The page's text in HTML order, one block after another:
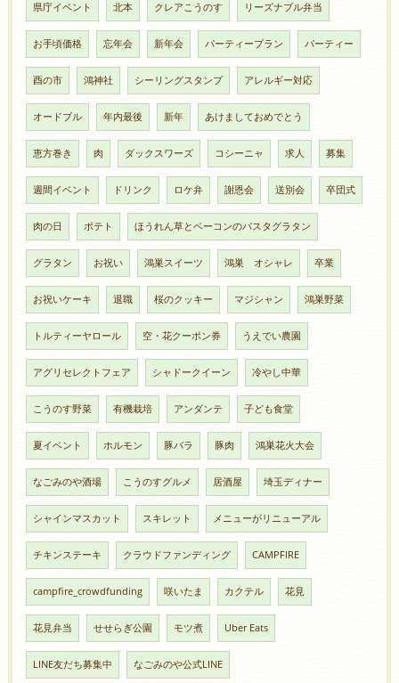
県庁イベント 北本 クレアこうのす リーズナブル弁当
お手頃価格 忘年会 新年会 パーティープラン パーティー
酉の市 鴻神社 シーリングスタンプ アレルギー対応
オードブル 年内最後 新年 あけましておめでとう
恵方巻き 肉 ダックスワーズ コシーニャ 求人 募集
週間イベント ドリンク ロケ弁 謝恩会 送別会 卒団式
肉の日 ポテト ほうれん草とベーコンのパスタグラタン
グラタン お祝い 鴻巣スイーツ 鴻巣 オシャレ 卒業
お祝いケーキ 退職 桜のクッキー マジシャン 鴻巣野菜
トルティーヤロール 空・花クーポン券 うえでい農園
アグリセレクトフェア シャドークイーン 冷やし中華
こうのす野菜 有機栽培 アンダンテ 子ども食堂
夏イベント ホルモン 豚バラ 豚肉 鴻巣花火大会
なごみのや酒場 こうのすグルメ 居酒屋 埼玉ディナー
シャインマスカット スキレット メニューがリニューアル
チキンステーキ クラウドファンディング CAMPFIRE
campfire_crowdfunding 咲いたま カクテル 花見
花見弁当 せせらぎ公園 モツ煮 Uber Eats
LINE友だち募集中 なごみのや公式LINE